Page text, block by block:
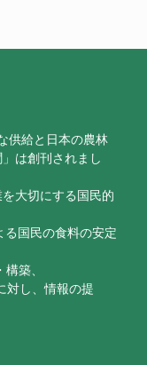
供給と日本の農林
は創刊されまし
大切にする国民的
る国民の食料の安定
築、
対し、情報の提